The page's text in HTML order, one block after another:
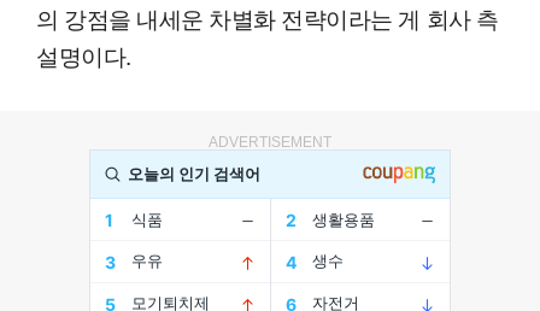
의 강점을 내세운 차별화 전략이라는 게 회사 측
설명이다.
ADVERTISEMENT